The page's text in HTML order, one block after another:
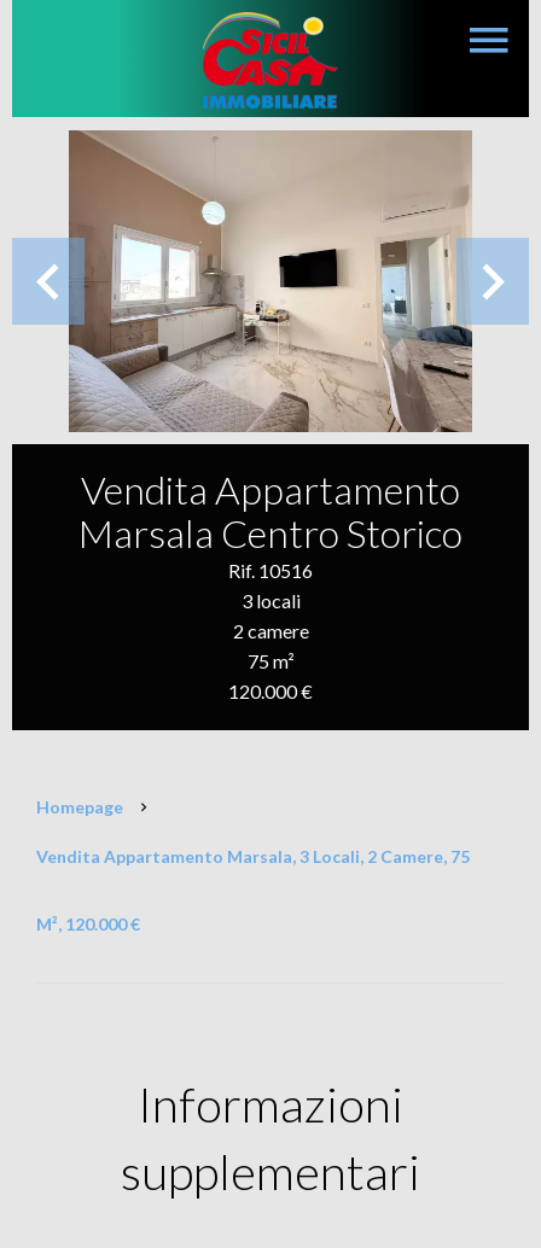
Vendita Appartamento
Marsala Centro Storico
Rif. 10516
3 locali
2 camere
75 m²
120.000 €
Homepage
Vendita Appartamento Marsala, 3 Locali, 2 Camere, 75
M², 120.000 €
Informazioni
supplementari